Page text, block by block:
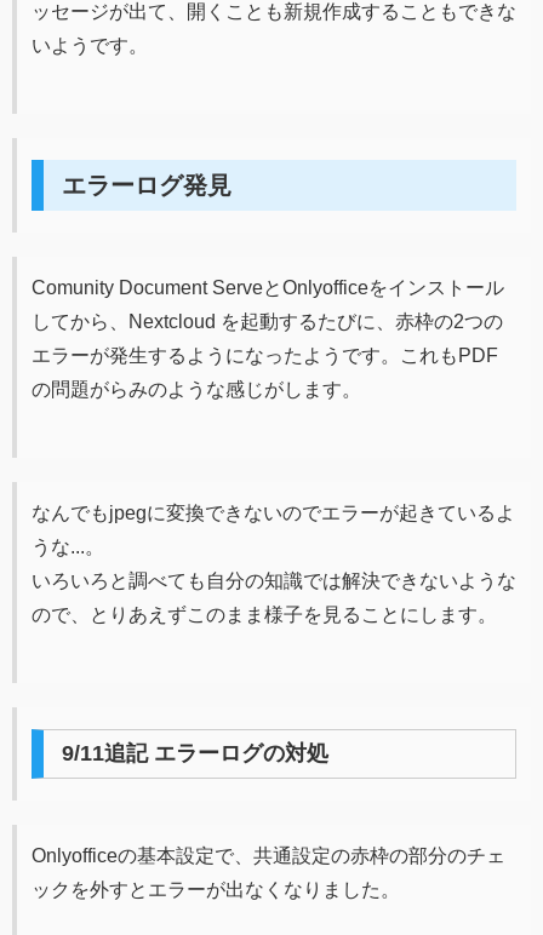
ッセージが出て、開くことも新規作成することもできな
いようです。
エラーログ発見
Comunity Document ServeとOnlyofficeをインストール
してから、Nextcloud を起動するたびに、赤枠の2つの
エラーが発生するようになったようです。これもPDF
の問題がらみのような感じがします。
なんでもjpegに変換できないのでエラーが起きているよ
うな...。
いろいろと調べても自分の知識では解決できないような
ので、とりあえずこのまま様子を見ることにします。
9/11追記 エラーログの対処
Onlyofficeの基本設定で、共通設定の赤枠の部分のチェ
ックを外すとエラーが出なくなりました。